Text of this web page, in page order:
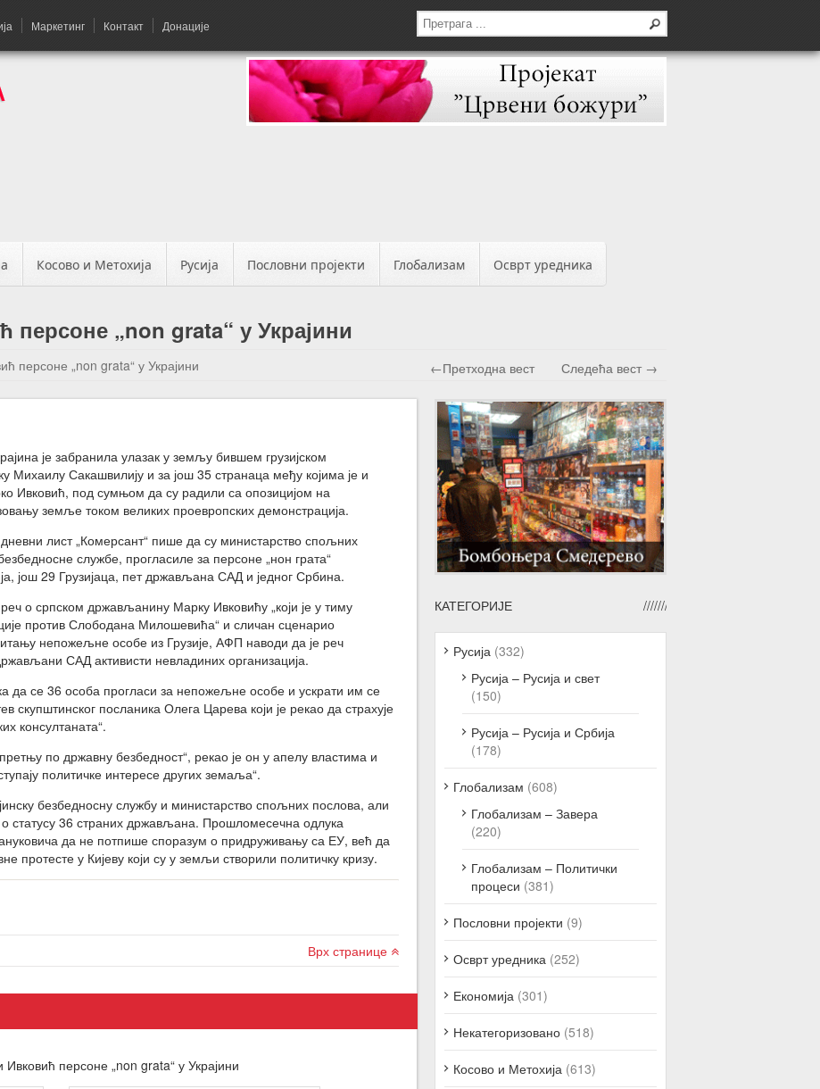
Маркетинг Контакт Донације
Косово и Метохија Русија Пословни пројекти Глобализам Осврт уредника
„non grata“ у Украјини
персоне „non grata“ у Украјини ←Претходна вест Следећа вест →
је забранила улазак у земљу бившем грузијском
Михаилу Сакашвилију и за још 35 странаца међу којима је и
Ивковић, под сумњом да су радили са опозицијом на
земље током великих проевропских демонстрација.
дневни лист „Комерсант“ пише да су министарство спољних
службе, прогласиле за персоне „нон грата“
још 29 Грузијаца, пет држављана САД и једног Србина.
о српском држављанину Марку Ивковићу „који је у тиму
против Слободана Милошевића“ и сличан сценарио
непожељне особе из Грузије, АФП наводи да је реч
САД активисти невладиних организација.
да се 36 особа прогласи за непожељне особе и ускрати им се
скупштинског посланика Олега Царева који је рекао да страхује
консултаната“.
по државну безбедност“, рекао је он у апелу властима и
политичке интересе других земаља“.
безбедносну службу и министарство спољних послова, али
статусу 36 страних држављана. Прошломесечна одлука
да не потпише споразум о придруживању са ЕУ, већ да
протесте у Кијеву који су у земљи створили политичку кризу.
Врх странице
персоне „non grata“ у Украјини
КАТЕГОРИЈЕ
Русија (332)
Русија – Русија и свет
(150)
Русија – Русија и Србија
(178)
Глобализам (608)
Глобализам – Завера
(220)
Глобализам – Политички
процеси (381)
Пословни пројекти (9)
Осврт уредника (252)
Економија (301)
Некатегоризовано (518)
Косово и Метохија (613)